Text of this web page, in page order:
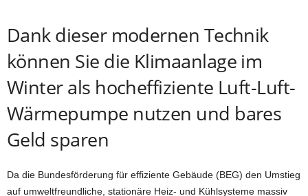
Dank dieser modernen Technik
können Sie die Klimaanlage im
Winter als hocheffiziente Luft-Luft-
Wärmepumpe nutzen und bares
Geld sparen
Da die Bundesförderung für effiziente Gebäude (BEG) den Umstieg
auf umweltfreundliche, stationäre Heiz- und Kühlsysteme massiv